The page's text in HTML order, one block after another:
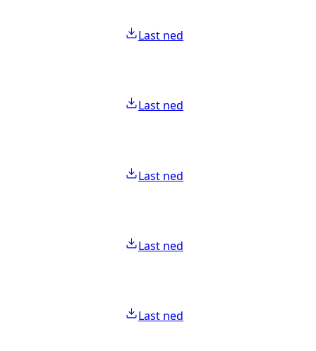
Last ned
Last ned
Last ned
Last ned
Last ned